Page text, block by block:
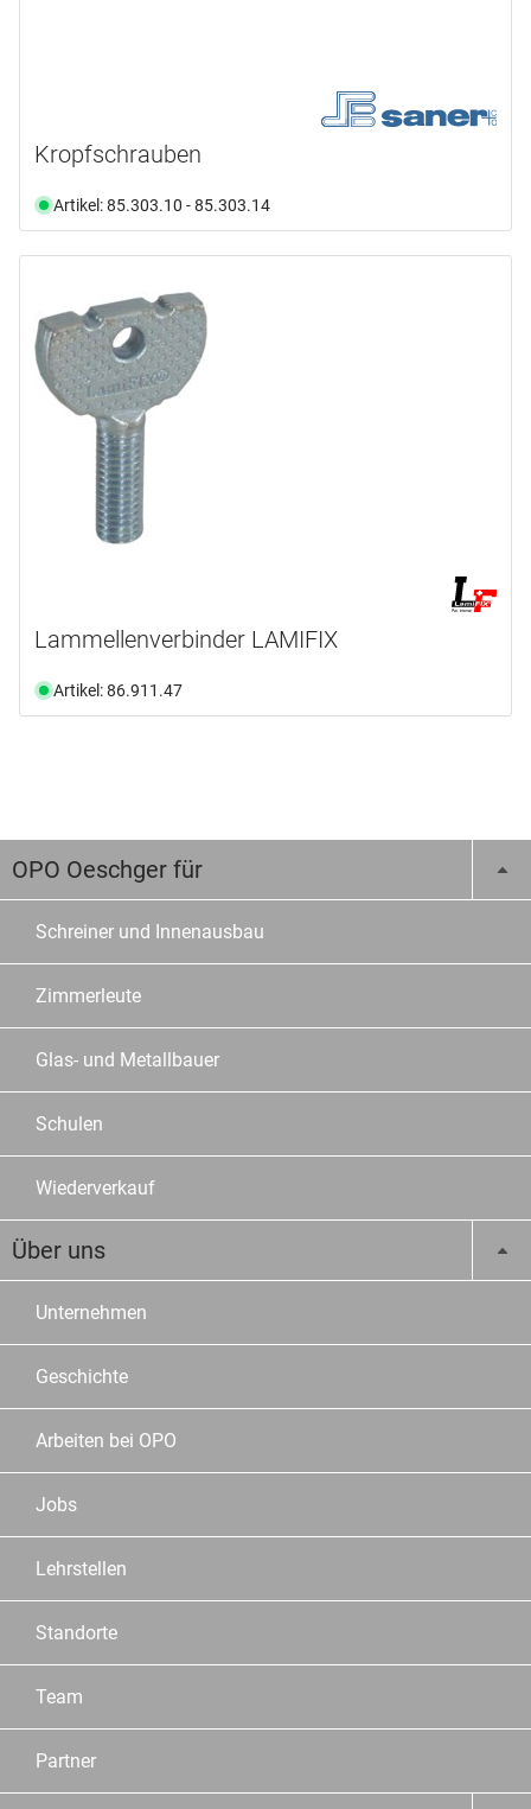
Kropfschrauben
Artikel: 85.303.10 - 85.303.14
Lammellenverbinder LAMIFIX
Artikel: 86.911.47
OPO Oeschger für
Schreiner und Innenausbau
Zimmerleute
Glas- und Metallbauer
Schulen
Wiederverkauf
Über uns
Unternehmen
Geschichte
Arbeiten bei OPO
Jobs
Lehrstellen
Standorte
Team
Partner